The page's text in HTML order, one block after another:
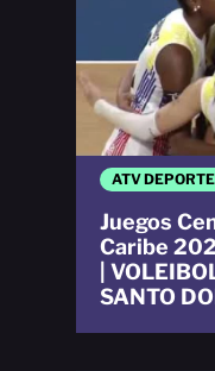
ATV
Juegos
Caribe
|
SANTO